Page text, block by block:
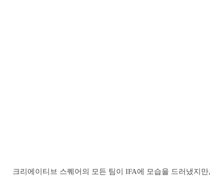
크리에이티브 스퀘어의 모든 팀이 IFA에 모습을 드러냈지만,